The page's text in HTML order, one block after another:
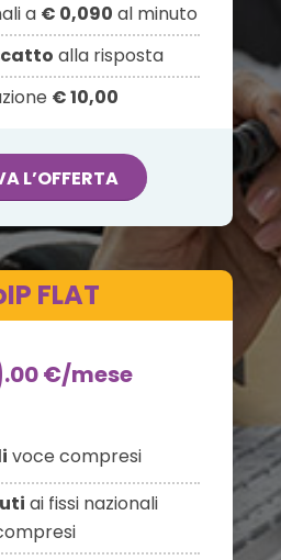
a € 0,090 al minuto
alla risposta
€ 10,00
L’OFFERTA
FLAT
.00€/mese
voce compresi
ai fissi nazionali